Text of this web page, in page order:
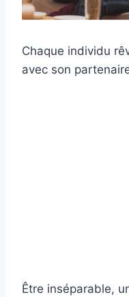
Chaque individu
avec son
Être inséparable,